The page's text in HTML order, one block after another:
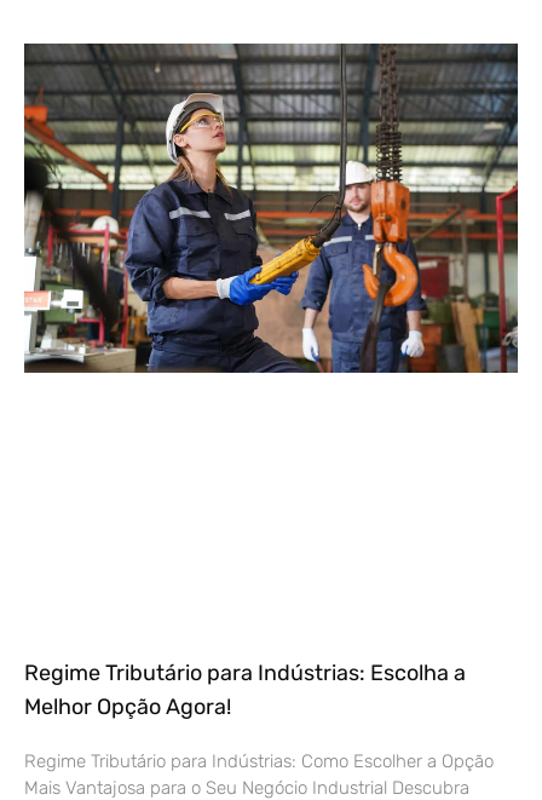
Regime Tributário para Indústrias: Escolha a
Melhor Opção Agora!
Regime Tributário para Indústrias: Como Escolher a Opção
Mais Vantajosa para o Seu Negócio Industrial Descubra